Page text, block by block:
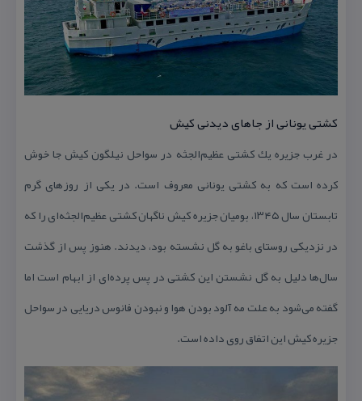
كشتی یونانی از جاهای دیدنی كیش
در غرب جزیره یك كشتی عظیم‌الجثه در سواحل نیلگون كیش جا خوش
كرده است كه به كشتی یونانی معروف است. در یكی از روزهای گرم
تابستان سال ۱۳۴۵، بومیان جزیره كیش ناگهان كشتی عظیم‌الجثه‌ای را كه
در نزدیكی روستای باغو به گل نشسته بود، دیدند. هنوز پس از گذشت
سال‌ها دلیل به گل نشستن این كشتی در پس پرده‌ای از ابهام است اما
گفته می‌شود به علت مه آلود بودن هوا و نبودن فانوس دریایی در سواحل
جزیره كیش این اتفاق روی‌ داده است.